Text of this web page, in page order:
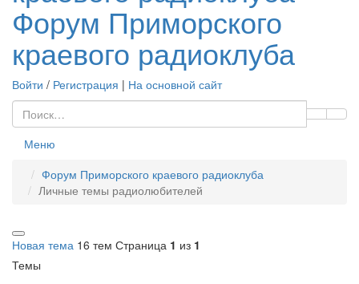
Форум Приморского
краевого радиоклуба
Войти / Регистрация | На основной сайт
Меню
Форум Приморского краевого радиоклуба
Личные темы радиолюбителей
Новая тема 16 тем Страница 1 из 1
Темы